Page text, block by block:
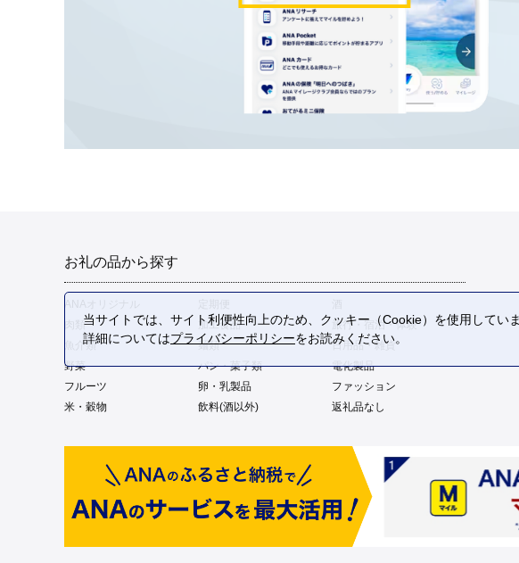
お礼の品から探す
肉類
加工食品
旅行・宿泊・体験
魚介類
麺類
日用品・雑貨
野菜
パン・菓子類
電化製品
フルーツ
卵・乳製品
ファッション
米・穀物
飲料(酒以外) 返礼品なし
当サイトでは、サイト利便性向上のため、クッキー（Cookie）を使用してい
詳細についてはプライバシーポリシーをお読みください。